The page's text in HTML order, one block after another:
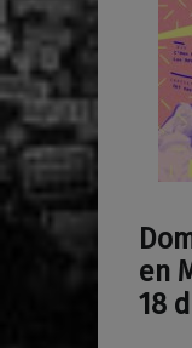
en
18
13/03/2018
Maravillas